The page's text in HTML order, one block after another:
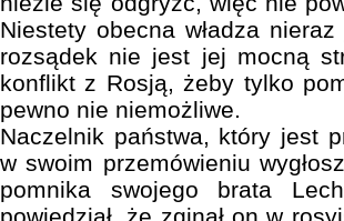
Niestety obecna władza
rozsądek nie jest jej mocną
konflikt z Rosją, żeby tylko
pewno nie niemożliwe.
Naczelnik państwa, który jest
w swoim przemówieniu
pomnika swojego brata